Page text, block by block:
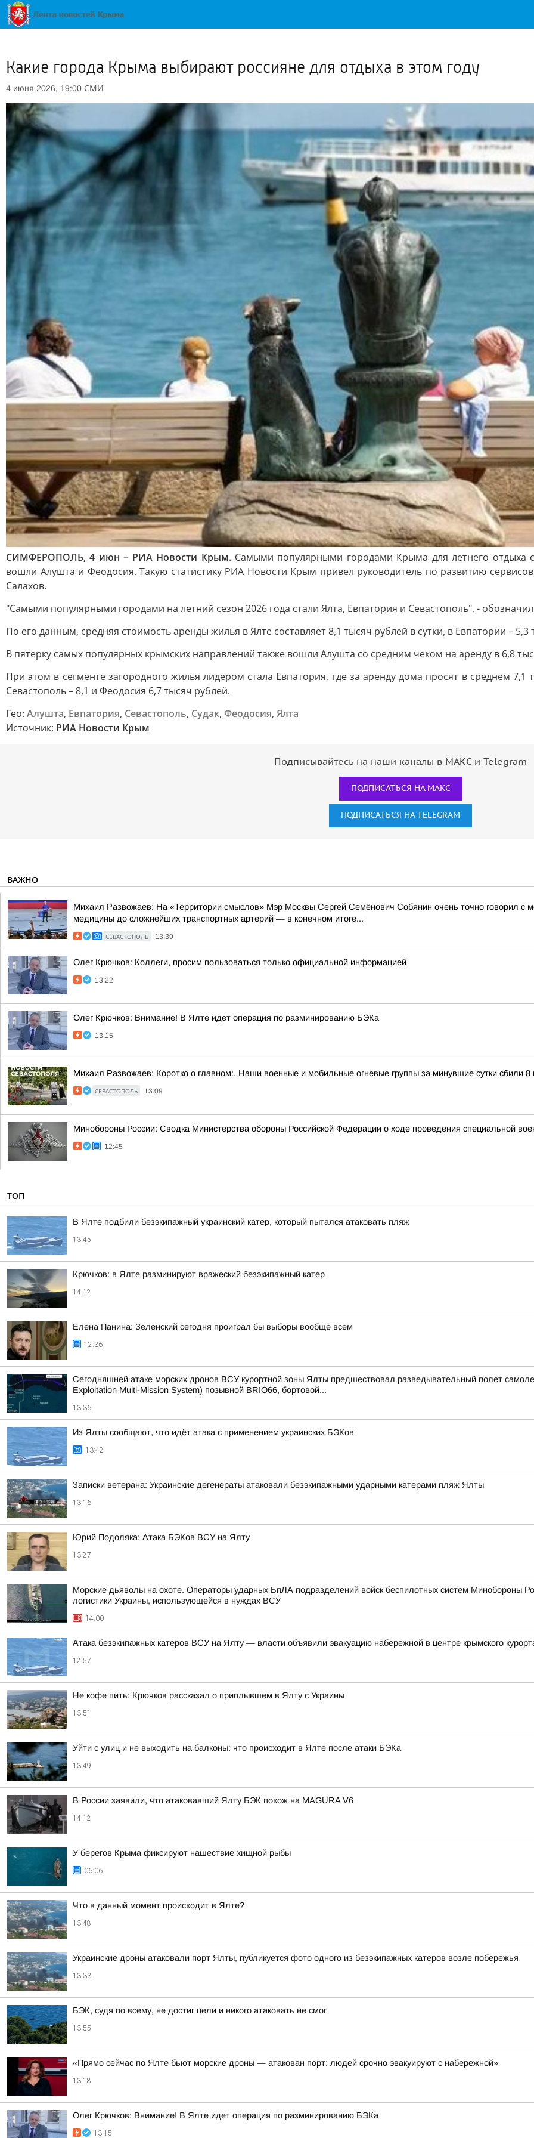
Какие города Крыма выбирают россияне для отдыха в этом году
4 июня 2026, 19:00 СМИ
СИМФЕРОПОЛЬ, 4 июн – РИА Новости Крым.Самыми популярными городами Крыма для летнего отдыха
вошли Алушта и Феодосия. Такую статистику РИА Новости Крым привел руководитель по развитию
Салахов.
"Самыми популярными городами на летний сезон 2026 года стали Ялта, Евпатория и Севастополь", -
По его данным, средняя стоимость аренды жилья в Ялте составляет 8,1 тысяч рублей в сутки, в Евпатории –
В пятерку самых популярных крымских направлений также вошли Алушта со средним чеком на аренду в 6,8
При этом в сегменте загородного жилья лидером стала Евпатория, где за аренду дома просят в среднем 7,1
Севастополь – 8,1 и Феодосия 6,7 тысяч рублей.
Гео: Алушта, Евпатория, Севастополь, Судак, Феодосия, Ялта
Источник: РИА Новости Крым
Подписывайтесь на наши каналы в МАКС и Telegram
ПОДПИСАТЬСЯ НА МАКС
ПОДПИСАТЬСЯ НА TELEGRAM
ВАЖНО
Михаил Развожаев: На «Территории смыслов» Мэр Москвы Сергей Семёнович Собянин очень точно говорил
медицины до сложнейших транспортных артерий — в конечном итоге...
СЕВАСТОПОЛЬ 13:39
Олег Крючков: Коллеги, просим пользоваться только официальной информацией
13:22
Олег Крючков: Внимание! В Ялте идет операция по разминированию БЭКа
13:15
Михаил Развожаев: Коротко о главном:. Наши военные и мобильные огневые группы за минувшие сутки сбили 8
СЕВАСТОПОЛЬ 13:09
Минобороны России: Сводка Министерства обороны Российской Федерации о ходе проведения специальной
12:45
ТОП
В Ялте подбили безэкипажный украинский катер, который пытался атаковать пляж
13:45
Крючков: в Ялте разминируют вражеский безэкипажный катер
14:12
Елена Панина: Зеленский сегодня проиграл бы выборы вообще всем
12:36
Сегодняшней атаке морских дронов ВСУ курортной зоны Ялты предшествовал разведывательный полет
Exploitation Multi-Mission System) позывной BRIO66, бортовой...
13:36
Из Ялты сообщают, что идёт атака с применением украинских БЭКов
13:42
Записки ветерана: Украинские дегенераты атаковали безэкипажными ударными катерами пляж Ялты
13:16
Юрий Подоляка: Атака БЭКов ВСУ на Ялту
13:27
Морские дьяволы на охоте. Операторы ударных БпЛА подразделений войск беспилотных систем Минобороны
логистики Украины, использующейся в нуждах ВСУ
14:00
Атака безэкипажных катеров ВСУ на Ялту — власти объявили эвакуацию набережной в центре крымского
12:57
Не кофе пить: Крючков рассказал о приплывшем в Ялту с Украины
13:51
Уйти с улиц и не выходить на балконы: что происходит в Ялте после атаки БЭКа
13:49
В России заявили, что атаковавший Ялту БЭК похож на MAGURA V6
14:12
У берегов Крыма фиксируют нашествие хищной рыбы
06:06
Что в данный момент происходит в Ялте?
13:48
Украинские дроны атаковали порт Ялты, публикуется фото одного из безэкипажных катеров возле побережья
13:33
БЭК, судя по всему, не достиг цели и никого атаковать не смог
13:55
«Прямо сейчас по Ялте бьют морские дроны — атакован порт: людей срочно эвакуируют с набережной»
13:18
Олег Крючков: Внимание! В Ялте идет операция по разминированию БЭКа
13:15